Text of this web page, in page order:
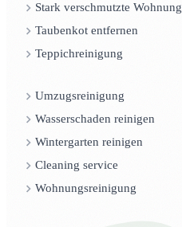
Stark verschmutzte Wohnung
Taubenkot entfernen
Teppichreinigung
Umzugsreinigung
Wasserschaden reinigen
Wintergarten reinigen
Cleaning service
Wohnungsreinigung